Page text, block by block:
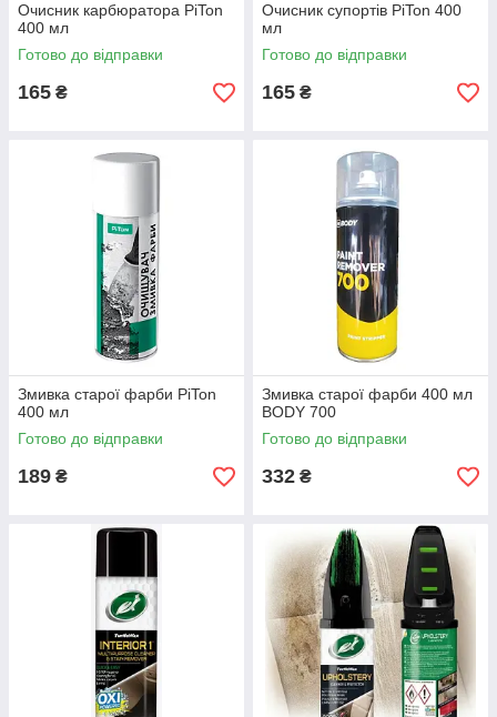
Очисник карбюратора PiTon
400 мл
Готово до відправки
165 ₴
Очисник супортів PiTon 400
мл
Готово до відправки
165 ₴
Змивка старої фарби PiTon
400 мл
Готово до відправки
189 ₴
Змивка старої фарби 400 мл
BODY 700
Готово до відправки
332 ₴